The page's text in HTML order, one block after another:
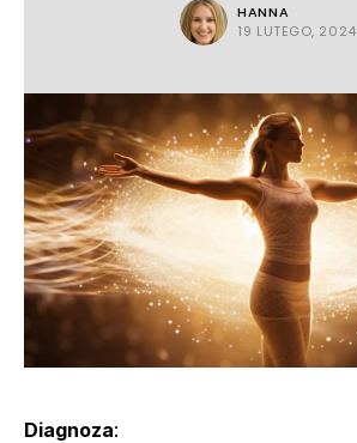
HANNA
19 LUTEGO, 2024
Diagnoza: